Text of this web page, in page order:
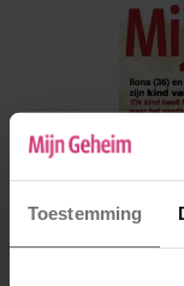
Toestemming